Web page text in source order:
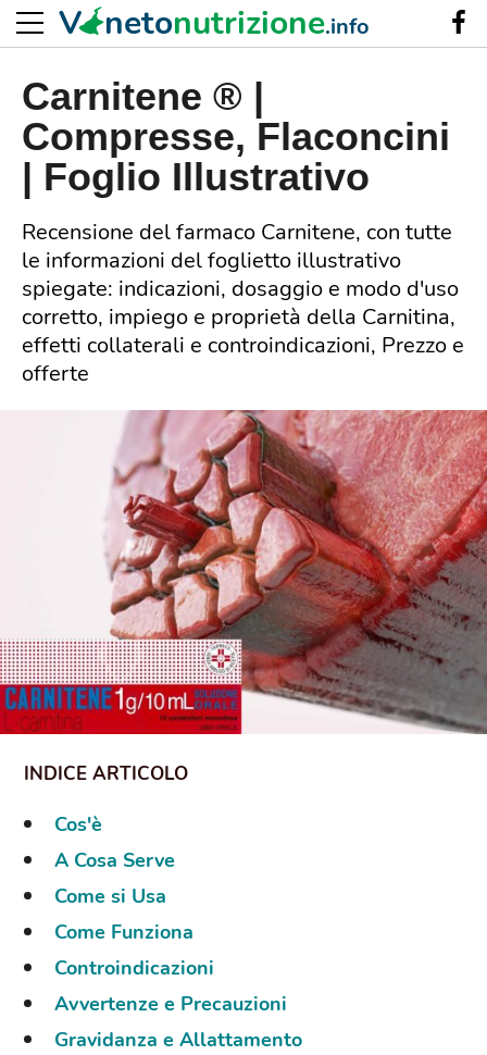
Carnitene ® |
Compresse, Flaconcini
| Foglio Illustrativo
Recensione del farmaco Carnitene, con tutte
le informazioni del foglietto illustrativo
spiegate: indicazioni, dosaggio e modo d'uso
corretto, impiego e proprietà della Carnitina,
effetti collaterali e controindicazioni, Prezzo e
offerte
Cos'è
A Cosa Serve
Come si Usa
Come Funziona
Controindicazioni
Avvertenze e Precauzioni
Gravidanza e Allattamento
V netonutrizione.info